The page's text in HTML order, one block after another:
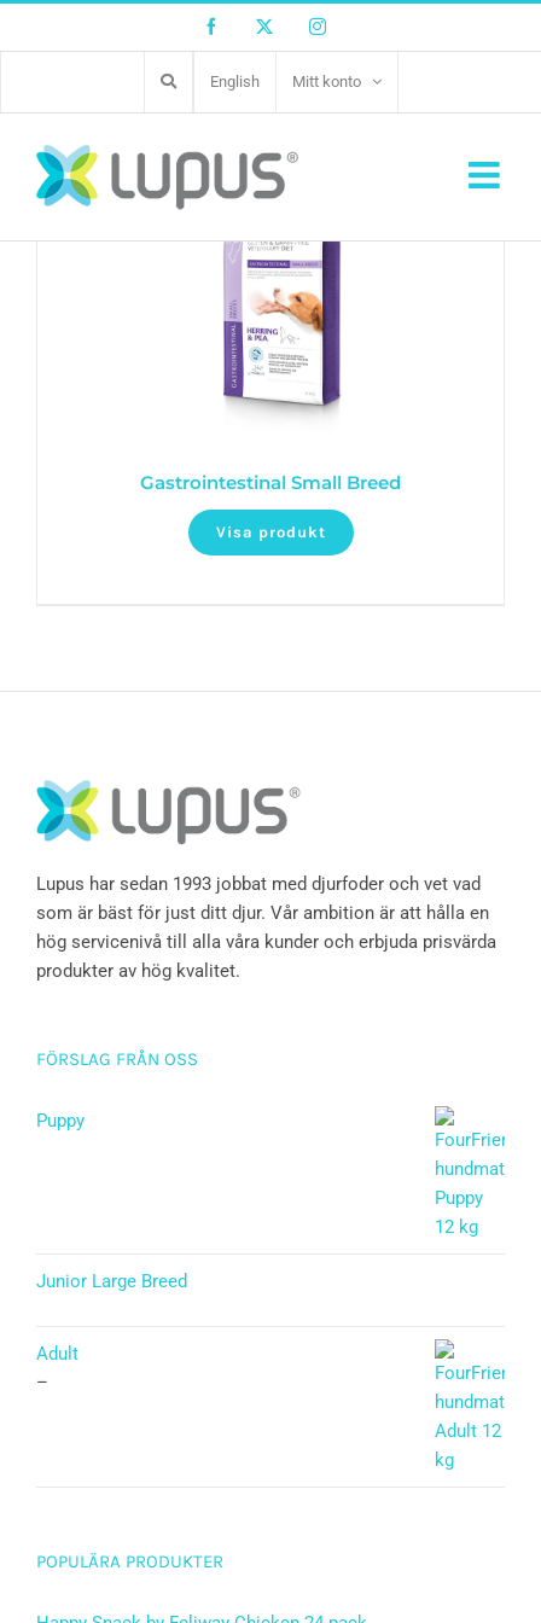
Facebook Twitter Instagram
English Mitt konto
Gastrointestinal Small Breed
Visa produkt
Lupus har sedan 1993 jobbat med djurfoder och vet vad
som är bäst för just ditt djur. Vår ambition är att hålla en
hög servicenivå till alla våra kunder och erbjuda prisvärda
produkter av hög kvalitet.
FÖRSLAG FRÅN OSS
Puppy
Junior Large Breed
5.00av 5
Adult
–
POPULÄRA PRODUKTER